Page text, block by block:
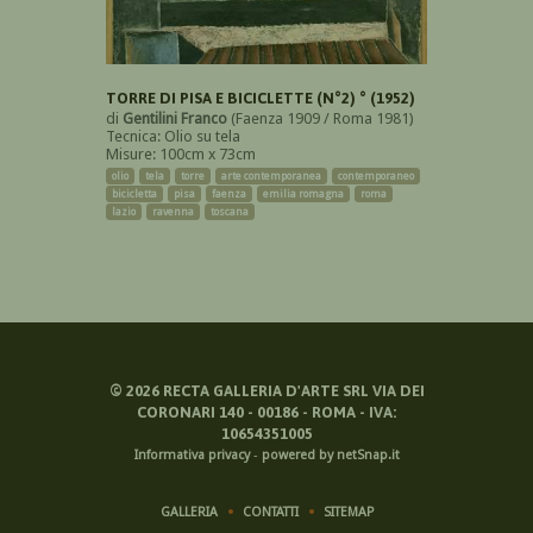
TORRE DI PISA E BICICLETTE (N°2) ° (1952)
di Gentilini Franco (Faenza 1909 / Roma 1981)
Tecnica: Olio su tela
Misure: 100cm x 73cm
olio tela torre arte contemporanea
contemporaneo
bicicletta
pisa faenza emilia romagna
roma
lazio
ravenna toscana
© 2026RECTA GALLERIA D'ARTE SRL VIA DEI
CORONARI 140 - 00186 - ROMA - IVA:
10654351005
Informativa privacy- powered by netSnap.it
GALLERIA CONTATTI SITEMAP